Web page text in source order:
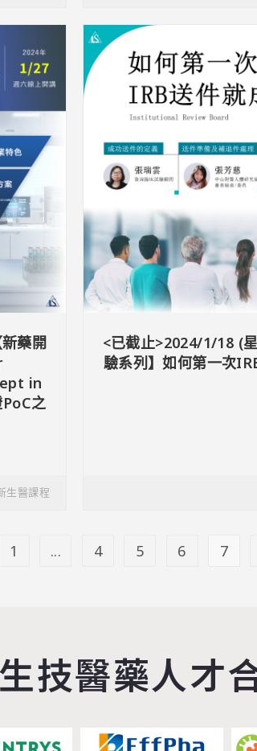
藥開
in
之
生醫課程
<已截止>2024/1/18 (
驗系列】如何第一次
1 ... 4 5 6 7
生技醫藥人才